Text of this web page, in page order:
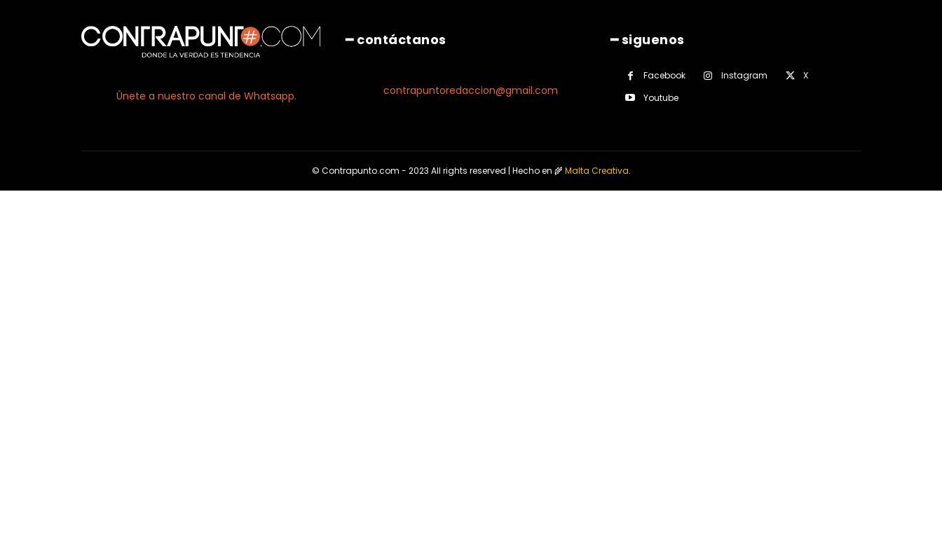
Únete a nuestro canal de Whatsapp.
━ contáctanos
contrapuntoredaccion@gmail.com
━ siguenos
Facebook Instagram
X
Youtube
© Contrapunto.com - 2023 All rights reserved | Hecho en 🌾Malta Creativa.